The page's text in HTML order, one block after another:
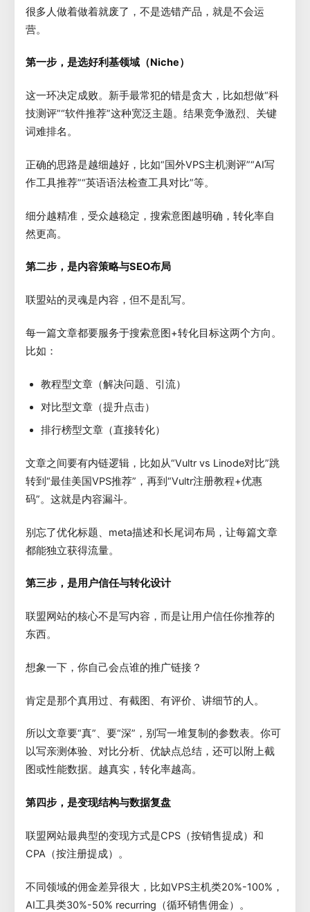
很多人做着做着就废了，不是选错产品，就是不会运
营。
第一步，是选好利基领域（Niche）
这一环决定成败。新手最常犯的错是贪大，比如想做“科
技测评”“软件推荐”这种宽泛主题。结果竞争激烈、关键
词难排名。
正确的思路是越细越好，比如“国外VPS主机测评”“AI写
作工具推荐”“英语语法检查工具对比”等。
细分越精准，受众越稳定，搜索意图越明确，转化率自
然更高。
第二步，是内容策略与SEO布局
联盟站的灵魂是内容，但不是乱写。
每一篇文章都要服务于搜索意图+转化目标这两个方向。
比如：
教程型文章（解决问题、引流）
对比型文章（提升点击）
排行榜型文章（直接转化）
文章之间要有内链逻辑，比如从“Vultr vs Linode对比”跳
转到“最佳美国VPS推荐”，再到“Vultr注册教程+优惠
码”。这就是内容漏斗。
别忘了优化标题、meta描述和长尾词布局，让每篇文章
都能独立获得流量。
第三步，是用户信任与转化设计
联盟网站的核心不是写内容，而是让用户信任你推荐的
东西。
想象一下，你自己会点谁的推广链接？
肯定是那个真用过、有截图、有评价、讲细节的人。
所以文章要“真”、要“深”，别写一堆复制的参数表。你可
以写亲测体验、对比分析、优缺点总结，还可以附上截
图或性能数据。越真实，转化率越高。
第四步，是变现结构与数据复盘
联盟网站最典型的变现方式是CPS（按销售提成）和
CPA（按注册提成）。
不同领域的佣金差异很大，比如VPS主机类20%-100%，
AI工具类30%-50% recurring（循环销售佣金）。